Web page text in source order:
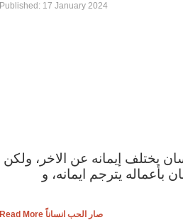
Published: 17 January 2024
يختلف إيمانه عن الاخر، ولكن
بأعماله يترجم ايمانه، و
Read More صار الحب انساناً